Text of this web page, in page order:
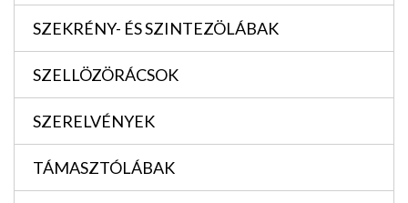
SZEKRÉNY- ÉS SZINTEZÖLÁBAK
SZELLÖZÖRÁCSOK
SZERELVÉNYEK
TÁMASZTÓLÁBAK